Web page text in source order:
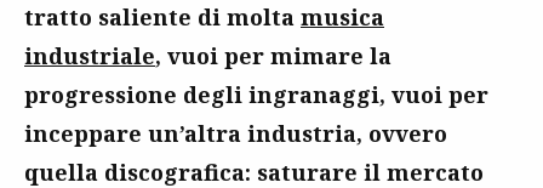
tratto saliente di molta musica
industriale, vuoi per mimare la
progressione degli ingranaggi, vuoi per
inceppare un’altra industria, ovvero
quella discografica: saturare il mercato